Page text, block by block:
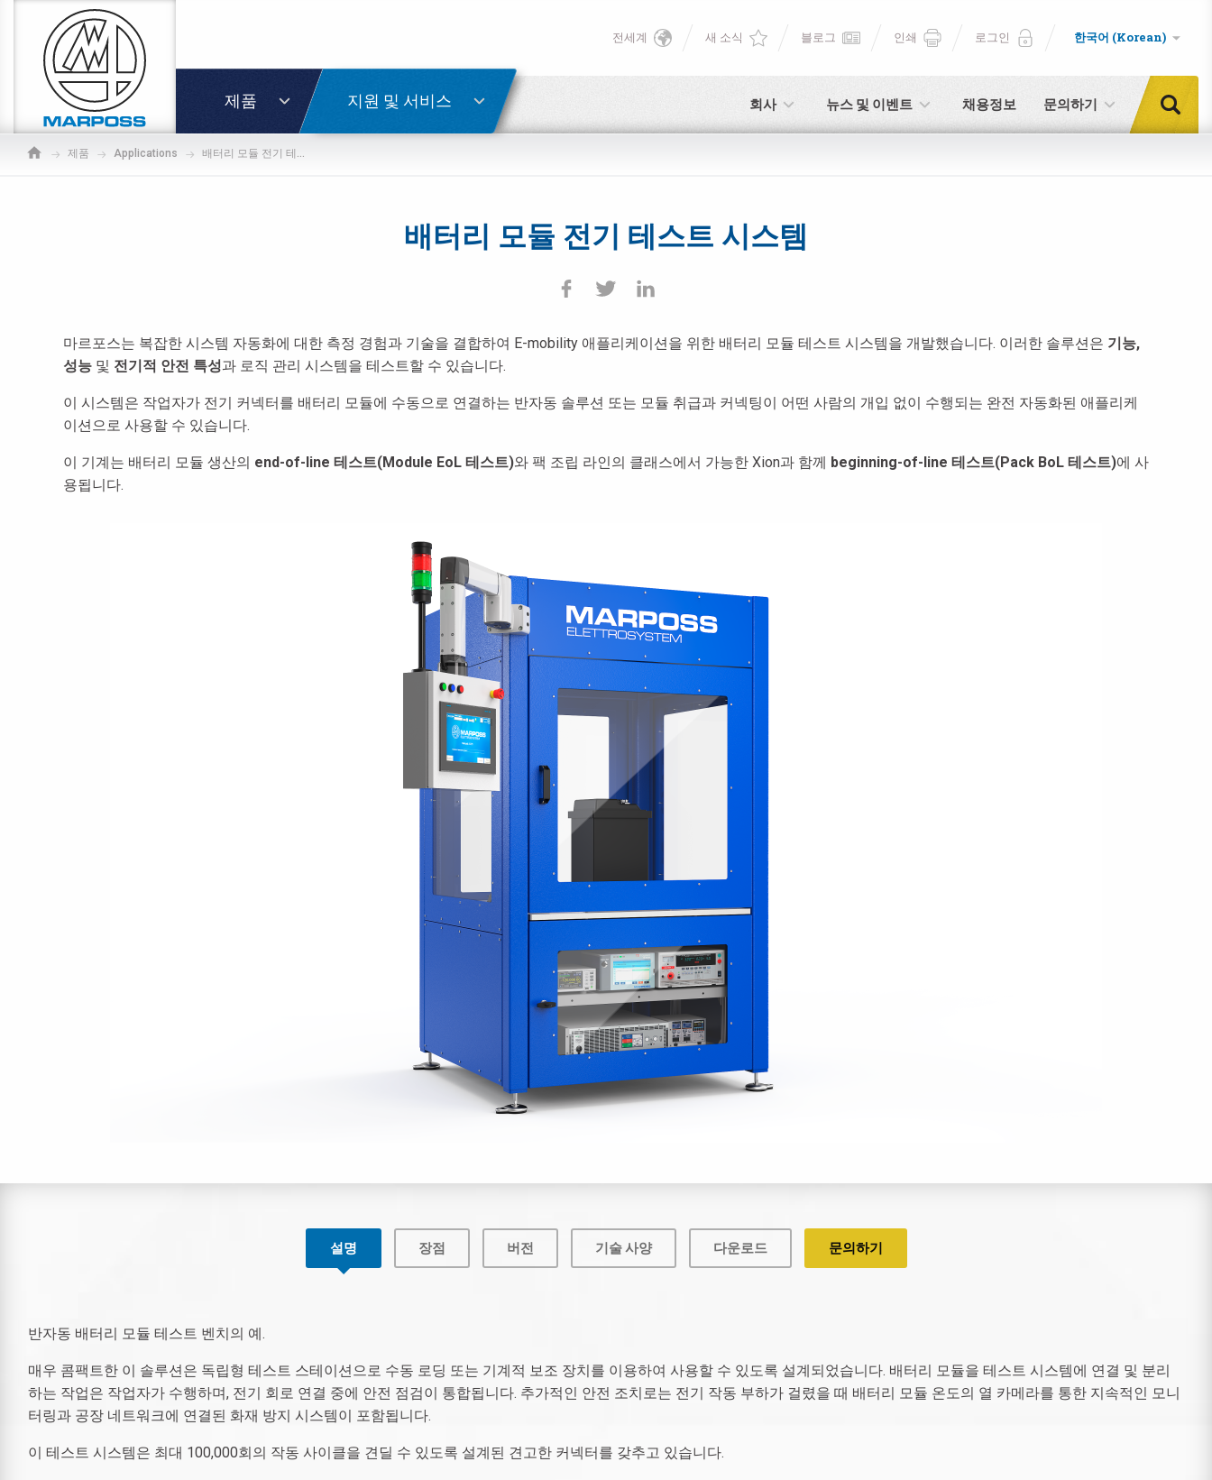
제품 지원 및 서비스 회사 뉴스 및 이벤트 채용정보 문의하기
전세계 새 소식 블로그 인쇄 로그인 한국어 (Korean)
제품 Applications 배터리 모듈 전기 테스트 시스템
배터리 모듈 전기 테스트 시스템
마르포스는 복잡한 시스템 자동화에 대한 측정 경험과 기술을 결합하여 E-mobility 애플리케이션을 위한 배터리 모듈 테스트 시스템을 개발했습니다. 이러한 솔루션은 기능,
성능및 전기적 안전 특성과 로직 관리 시스템을 테스트할 수 있습니다.
이 시스템은 작업자가 전기 커넥터를 배터리 모듈에 수동으로 연결하는 반자동 솔루션 또는 모듈 취급과 커넥팅이 어떤 사람의 개입 없이 수행되는 완전 자동화된 애플리케
이션으로 사용할 수 있습니다.
이 기계는 배터리 모듈 생산의 end-of-line 테스트(Module EoL 테스트)와 팩 조립 라인의 클래스에서 가능한 Xion과 함께 beginning-of-line 테스트(Pack BoL 테스트)에 사
용됩니다.
설명 장점 버전 기술 사양 다운로드 문의하기
반자동 배터리 모듈 테스트 벤치의 예.
매우 콤팩트한 이 솔루션은 독립형 테스트 스테이션으로 수동 로딩 또는 기계적 보조 장치를 이용하여 사용할 수 있도록 설계되었습니다. 배터리 모듈을 테스트 시스템에 연결 및 분리
하는 작업은 작업자가 수행하며, 전기 회로 연결 중에 안전 점검이 통합됩니다. 추가적인 안전 조치로는 전기 작동 부하가 걸렸을 때 배터리 모듈 온도의 열 카메라를 통한 지속적인 모니
터링과 공장 네트워크에 연결된 화재 방지 시스템이 포함됩니다.
이 테스트 시스템은 최대 100,000회의 작동 사이클을 견딜 수 있도록 설계된 견고한 커넥터를 갖추고 있습니다.
English
Español
日本語 (Japanese)
中文 (Chinese)
한국어 (Korean)
비밀번호
아직 등록하지 않으셨다면, 지금 무료로 등록하실 수 있습니다!